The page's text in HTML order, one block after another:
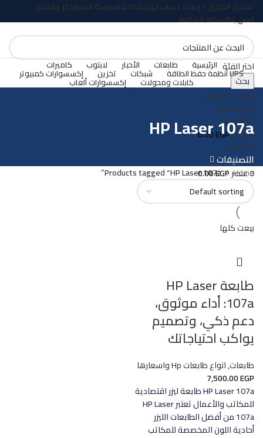
تسجيل الدخول / إنشاء حساب جديدماذا عناسياسة الاسترجاع والشحن
اتصل بناالاسئلة الشائعة
اختر الفئة
بحث
دخول / تسجيل
0المفضلة
0مقارنة
0عنصر 0.00EGP
القائمة
0عنصر 0.00EGP
الرئيسية طابعات الأحبار لابتوب كاميرات
UPS أنظمة حفظ الطاقة شبكات تخزين إكسسوارات كمبيوتر
كابلات ومحولات إكسسوارات ألعاب
HP Laser 107a
التصنيفات
Home
Products tagged “HP Laser 107a”
بيعت كلها
طابعة HP Laser
107a: أداء موثوق،
دعم ذكي، وتصميم
يواكب احتياجاتك
طابعات,انواع طابعات Hp واسعارها
7,500.00EGP
HP Laser 107a طابعة ليزر اقتصادية
للمكاتب والأعمال تعتبر HP Laser
107a من أفضل الطابعات الليزر
أحادية اللون المخصصة للمكاتب